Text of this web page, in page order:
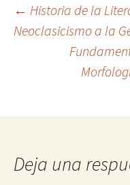
← Historia de la
Neoclasicismo a la
Deja una